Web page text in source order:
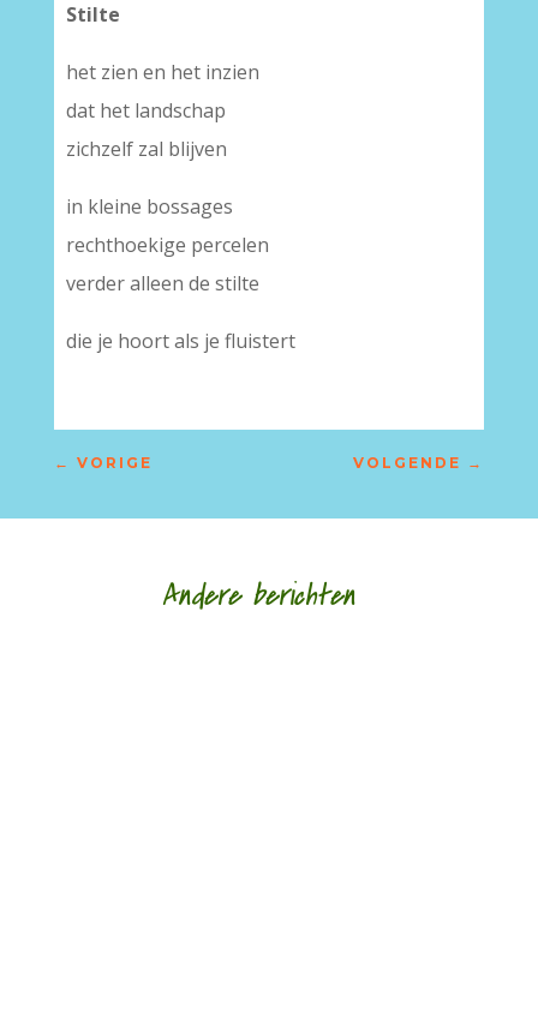
Stilte
het zien en het inzien
dat het landschap
zichzelf zal blijven
in kleine bossages
rechthoekige percelen
verder alleen de stilte
die je hoort als je fluistert
← VORIGE VOLGENDE →
Andere berichten